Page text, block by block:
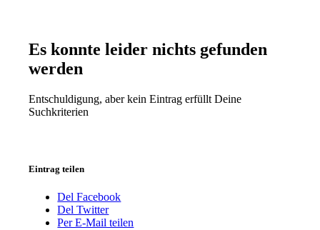
Es konnte leider nichts gefunden
werden
Entschuldigung, aber kein Eintrag erfüllt Deine
Suchkriterien
Eintrag teilen
Del Facebook
Del Twitter
Per E-Mail teilen